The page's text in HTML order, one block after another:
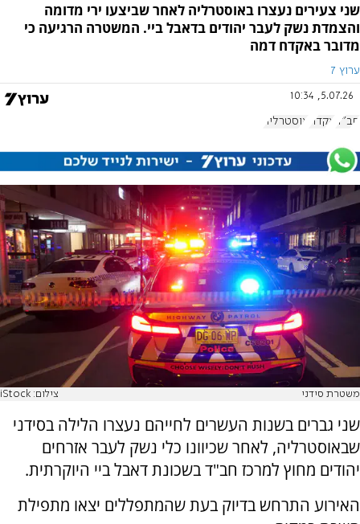
שני צעירים נעצרו באוסטרליה לאחר שביצעו ירי מדומה
והצמדת נשק לעבר יהודים בדאבל ביי. המשטרה הרגיעה כי
מדובר באקדח דמה
ערוץ 7
5.07.26, 10:34
חב"ד אקדח אוסטרליה
משטרת סידני צילום: iStock
שני גברים בשנות העשרים לחייהם נעצרו הלילה בסידני
שבאוסטרליה, לאחר שכיוונו כלי נשק לעבר אזרחים
יהודים מחוץ למרכז חב"ד בשכונת דאבל ביי היוקרתית.
האירוע התרחש בדיוק בעת שהמתפללים יצאו מתפילת